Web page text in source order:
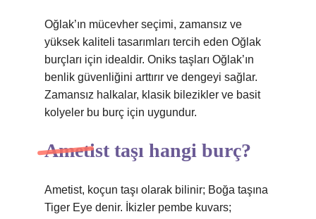
Oğlak’ın mücevher seçimi, zamansız ve
yüksek kaliteli tasarımları tercih eden Oğlak
burçları için idealdir. Oniks taşları Oğlak’ın
benlik güvenliğini arttırır ve dengeyi sağlar.
Zamansız halkalar, klasik bilezikler ve basit
kolyeler bu burç için uygundur.
Ametist taşı hangi burç?
Ametist, koçun taşı olarak bilinir; Boğa taşına
Tiger Eye denir. İkizler pembe kuvars;